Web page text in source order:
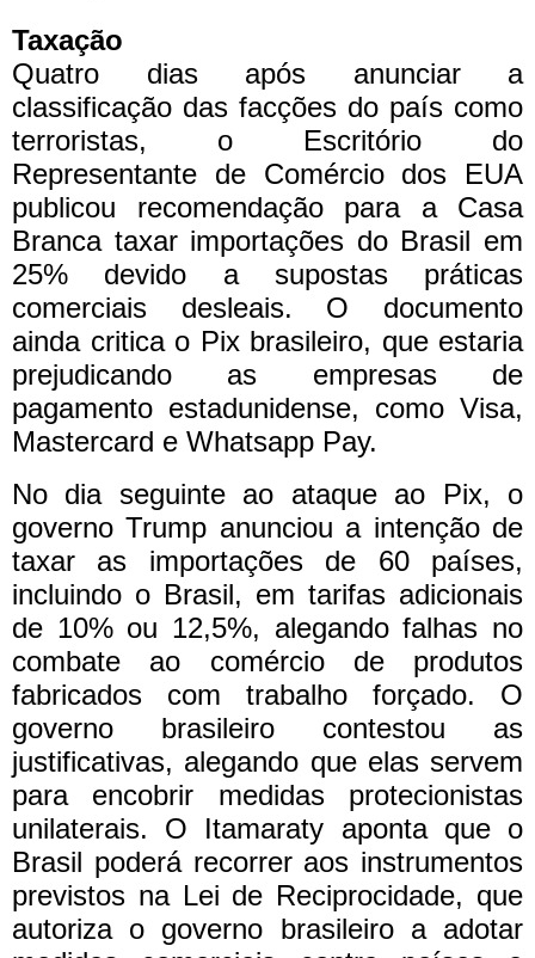
Taxação
Quatro dias após anunciar a
classificação das facções do país como
terroristas, o Escritório do
Representante de Comércio dos EUA
publicou recomendação para a Casa
Branca taxar importações do Brasil em
25% devido a supostas práticas
comerciais desleais. O documento
ainda critica o Pix brasileiro, que estaria
prejudicando as empresas de
pagamento estadunidense, como Visa,
Mastercard e Whatsapp Pay.
No dia seguinte ao ataque ao Pix, o
governo Trump anunciou a intenção de
taxar as importações de 60 países,
incluindo o Brasil, em tarifas adicionais
de 10% ou 12,5%, alegando falhas no
combate ao comércio de produtos
fabricados com trabalho forçado. O
governo brasileiro contestou as
justificativas, alegando que elas servem
para encobrir medidas protecionistas
unilaterais. O Itamaraty aponta que o
Brasil poderá recorrer aos instrumentos
previstos na Lei de Reciprocidade, que
autoriza o governo brasileiro a adotar